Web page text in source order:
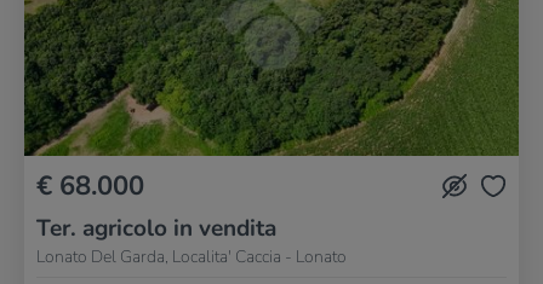
€ 68.000
Ter. agricolo in vendita
Lonato Del Garda, Localita' Caccia - Lonato